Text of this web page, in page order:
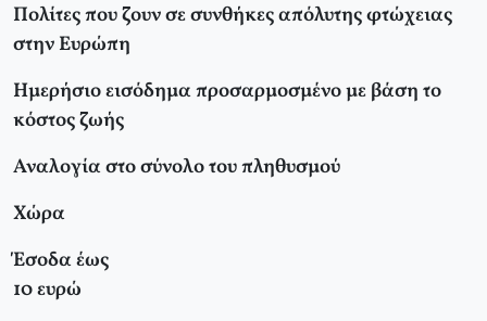
Πολίτες που ζουν σε συνθήκες απόλυτης φτώχειας
στην Ευρώπη
Ημερήσιο εισόδημα προσαρμοσμένο με βάση το
κόστος ζωής
Αναλογία στο σύνολο του πληθυσμού
Χώρα
Έσοδα έως
10 ευρώ